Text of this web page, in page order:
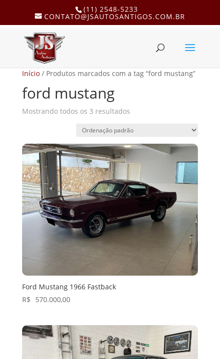
(11) 2548-5233
CONTATO@JSAUTOSANTIGOS.COM.BR
Início/ Produtos marcados com a tag “ford mustang”
ford mustang
Mostrando todos os 3 resultados
Ford Mustang 1966 Fastback
R$
570.000,00